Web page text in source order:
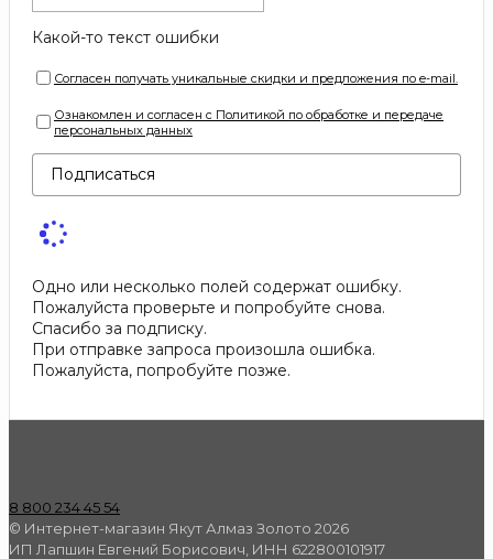
Какой-то текст ошибки
Согласен получать уникальные скидки и предложения по e-mail.
Ознакомлен и согласен с Политикой по обработке и передаче
персональных данных
Подписаться
Одно или несколько полей содержат ошибку.
Пожалуйста проверьте и попробуйте снова.
Спасибо за подписку.
При отправке запроса произошла ошибка.
Пожалуйста, попробуйте позже.
8 800 234 45 54
© Интернет-магазин Якут Алмаз Золото 2026
ИП Лапшин Евгений Борисович, ИНН 622800101917